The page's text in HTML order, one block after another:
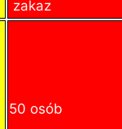
zakaz
50 osób